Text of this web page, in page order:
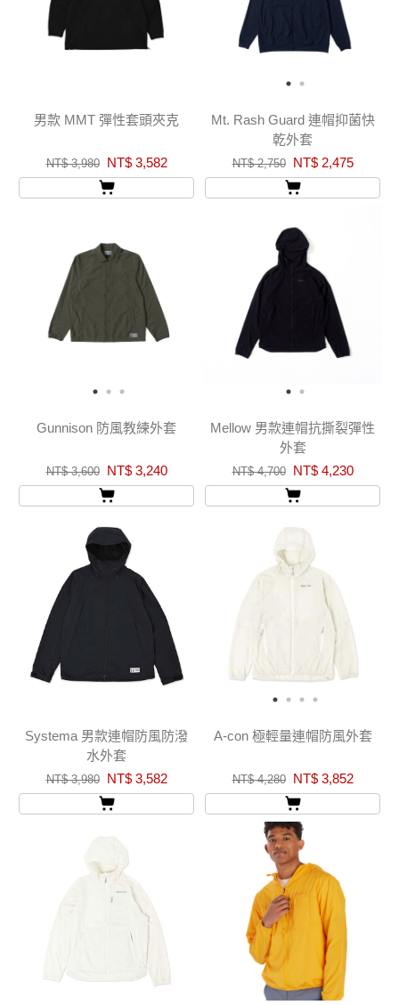
男款 MMT 彈性套頭夾克
NT$ 3,980 NT$ 3,582
Mt. Rash Guard 連帽抑菌快
乾外套
NT$ 2,750 NT$ 2,475
Gunnison 防風教練外套
NT$ 3,600 NT$ 3,240
Mellow 男款連帽抗撕裂彈性
外套
NT$ 4,700 NT$ 4,230
Systema 男款連帽防風防潑
水外套
NT$ 3,980 NT$ 3,582
A-con 極輕量連帽防風外套
NT$ 4,280 NT$ 3,852